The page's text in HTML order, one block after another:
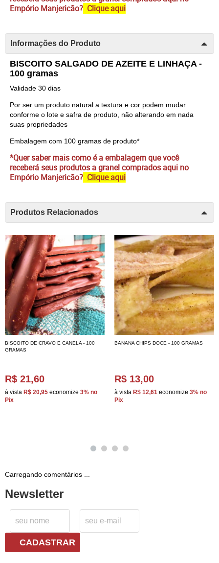
Empório Manjericão? Clique aqui
Informações do Produto
BISCOITO SALGADO DE AZEITE E LINHAÇA -
100 gramas
Validade 30 dias
Por ser um produto natural a textura e cor podem mudar
conforme o lote e safra de produto, não alterando em nada
suas propriedades
Embalagem com 100 gramas de produto*
*Quer saber mais como é a embalagem que você
receberá seus produtos a granel comprados aqui no
Empório Manjericão? Clique aqui
Produtos Relacionados
BISCOITO DE CRAVO E CANELA - 100
GRAMAS
R$ 21,60
à vista R$ 20,95 economize 3% no
Pix
BANANA CHIPS DOCE - 100 GRAMAS
R$ 13,00
à vista R$ 12,61 economize 3% no
Pix
Carregando comentários ...
Newsletter
CADASTRAR